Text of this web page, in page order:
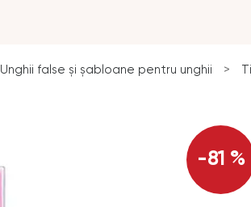
Unghii false și șabloane pentru unghii >
-81 %